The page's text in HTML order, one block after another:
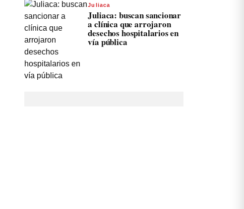
Juliaca
Juliaca: buscan sancionar
a clínica que arrojaron
desechos hospitalarios en
vía pública